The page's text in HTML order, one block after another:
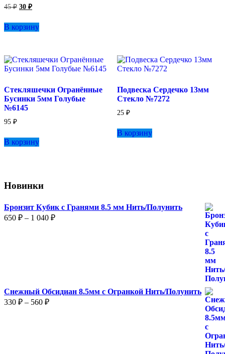
45₽ Первоначальная
цена
45 ₽.
30 ₽Текущая
цена:
30 ₽.
В корзину
Стекляшечки Огранённые
Бусинки 5мм Голубые
№6145
95 ₽
В корзину
Подвеска Сердечко 13мм
Стекло №7272
25 ₽
В корзину
Новинки
Бронзит Кубик с Гранями 8.5 мм Нить/Полунить
650 ₽ – 1 040 ₽Диапазон
Снежный Обсидиан 8.5мм с Огранкой Нить/Полунить
330 ₽ – 560 ₽Диапазон